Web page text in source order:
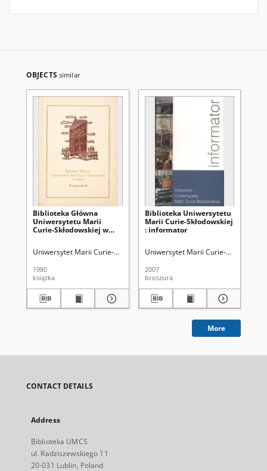
OBJECTS similar
Biblioteka Główna
Uniwersytetu Marii
Curie-Skłodowskiej w
Uniwersytet Marii Curie-Skłodowskiej (Lublin). Biblioteka Główna
1980
książka
Biblioteka Uniwersytetu
Marii Curie-Skłodowskiej
: informator
Uniwersytet Marii Curie-
2007
broszura
More
CONTACT DETAILS
Address
Biblioteka UMCS
ul. Radziszewskiego 11
20-031 Lublin, Poland